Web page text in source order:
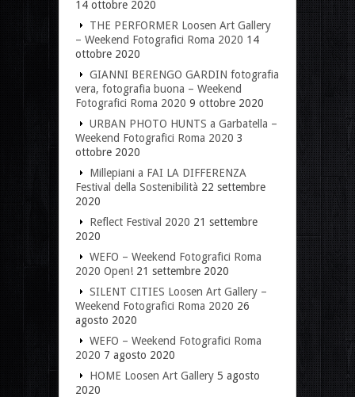
14 ottobre 2020
THE PERFORMER Loosen Art Gallery
– Weekend Fotografici Roma 2020 14
ottobre 2020
GIANNI BERENGO GARDIN fotografia
vera, fotografia buona – Weekend
Fotografici Roma 2020 9 ottobre 2020
URBAN PHOTO HUNTS a Garbatella –
Weekend Fotografici Roma 2020 3
ottobre 2020
Millepiani a FAI LA DIFFERENZA
Festival della Sostenibilità 22 settembre
2020
Reflect Festival 2020 21 settembre
2020
WEFO – Weekend Fotografici Roma
2020 Open! 21 settembre 2020
SILENT CITIES Loosen Art Gallery –
Weekend Fotografici Roma 2020 26
agosto 2020
WEFO – Weekend Fotografici Roma
2020 7 agosto 2020
HOME Loosen Art Gallery 5 agosto
2020